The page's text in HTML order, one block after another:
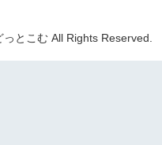
とこむ All Rights Reserved.